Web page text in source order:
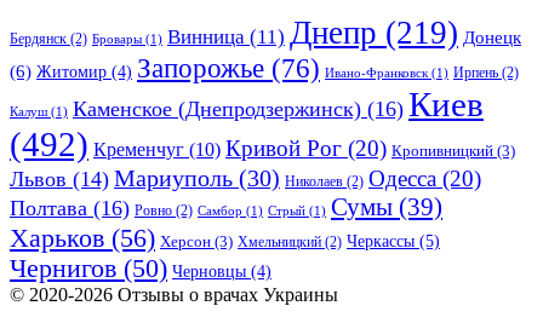
Бердянск (2) Бровары (1) Винница (11) Днепр (219) Донецк
(6) Житомир (4) Запорожье (76) Ивано-Франковск(1) Ирпень (2)
Калуш(1) Каменское (Днепродзержинск) (16) Киев
(492) Кременчуг (10) Кривой Рог (20) Кропивницкий (3)
Львов (14) Мариуполь (30) Николаев (2) Одесса (20)
Полтава (16) Ровно (2) Самбор (1) Стрый (1) Сумы (39)
Харьков (56) Херсон (3) Хмельницкий (2) Черкассы (5)
Чернигов (50) Черновцы (4)
© 2020-2026 Отзывы о врачах Украины